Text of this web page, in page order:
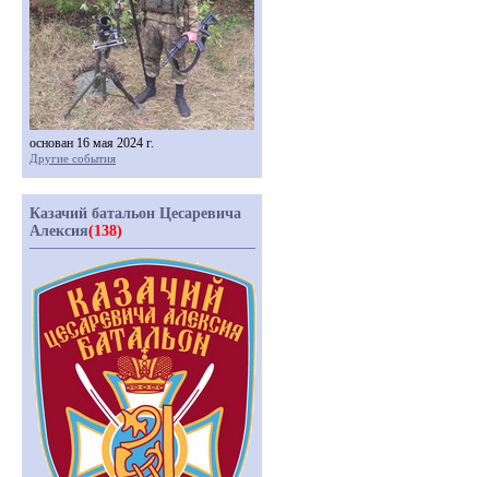
основан 16 мая 2024 г.
Другие события
Казачий батальон Цесаревича
Алексия(138)